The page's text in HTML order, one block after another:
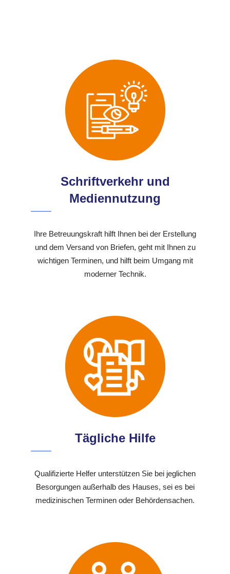
Schriftverkehr und
Mediennutzung
Ihre Betreuungskraft hilft Ihnen bei der Erstellung
und dem Versand von Briefen, geht mit Ihnen zu
wichtigen Terminen, und hilft beim Umgang mit
moderner Technik.
Tägliche Hilfe
Qualifizierte Helfer unterstützen Sie bei jeglichen
Besorgungen außerhalb des Hauses, sei es bei
medizinischen Terminen oder Behördensachen.